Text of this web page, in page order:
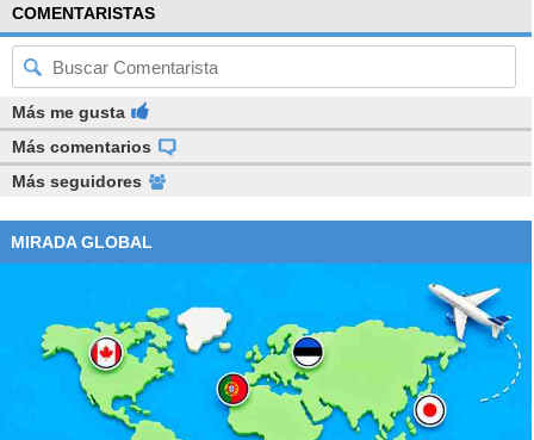
COMENTARISTAS
Más me gusta
Más comentarios
Más seguidores
MIRADA GLOBAL